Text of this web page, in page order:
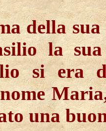
della
la
si era
una